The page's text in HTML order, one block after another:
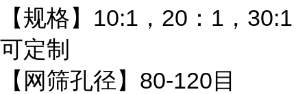
【规格】10:1，20：1，30:1
可定制
【网筛孔径】80-120目